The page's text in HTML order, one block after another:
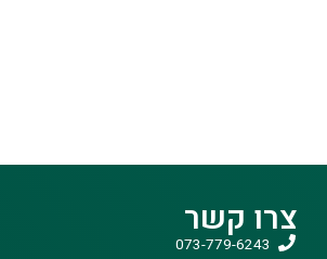
צרו קשר
073-779-6243